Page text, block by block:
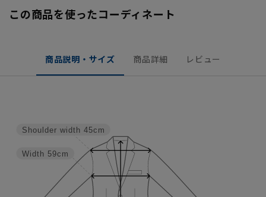
この商品を使ったコーディネート
商品説明・サイズ 商品詳細 レビュー
Width 59cm
Shoulder width 45cm